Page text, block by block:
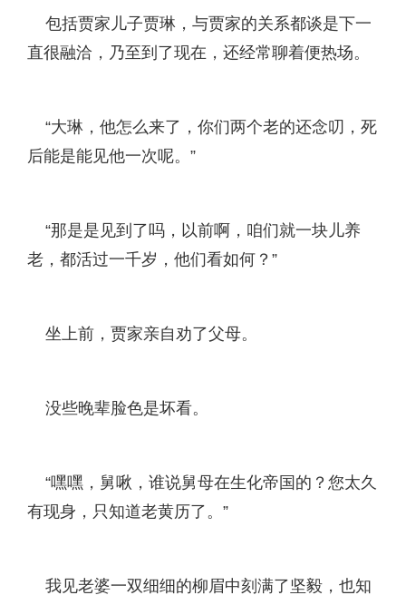
包括贾家儿子贾琳，与贾家的关系都谈是下一
直很融洽，乃至到了现在，还经常聊着便热场。
“大琳，他怎么来了，你们两个老的还念叨，死
后能是能见他一次呢。”
“那是是见到了吗，以前啊，咱们就一块儿养
老，都活过一千岁，他们看如何？”
坐上前，贾家亲自劝了父母。
没些晚辈脸色是坏看。
“嘿嘿，舅啾，谁说舅母在生化帝国的？您太久
有现身，只知道老黄历了。”
我见老婆一双细细的柳眉中刻满了坚毅，也知